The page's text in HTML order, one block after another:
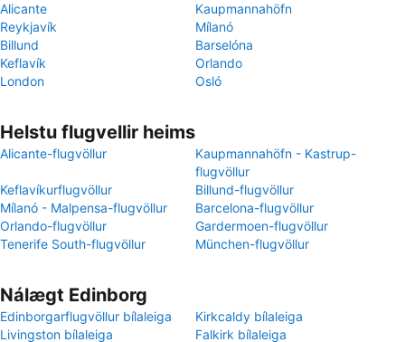
Alicante
Kaupmannahöfn
Reykjavík
Mílanó
Billund
Barselóna
Keflavík
Orlando
London
Osló
Helstu flugvellir heims
Alicante-flugvöllur
Kaupmannahöfn - Kastrup-
flugvöllur
Keflavíkurflugvöllur
Billund-flugvöllur
Mílanó - Malpensa-flugvöllur
Barcelona-flugvöllur
Orlando-flugvöllur
Gardermoen-flugvöllur
Tenerife South-flugvöllur
München-flugvöllur
Nálægt Edinborg
Edinborgarflugvöllur bílaleiga
Kirkcaldy bílaleiga
Livingston bílaleiga
Falkirk bílaleiga